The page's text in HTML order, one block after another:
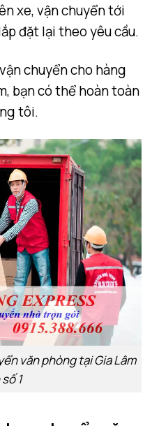
xe, vận chuyển tới
đặt lại theo yêu cầu.
chuyển cho hàng
bạn có thể hoàn toàn
tôi.
văn phòng tại Gia Lâm
1